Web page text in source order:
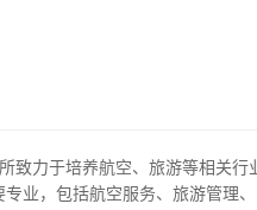
业，包括航空服务、旅游管理、